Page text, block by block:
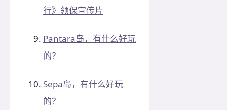
行》领保宣传片
Pantara岛，有什么好玩
的？
Sepa岛，有什么好玩
的？